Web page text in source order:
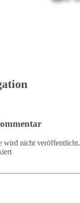
wird nicht veröffentlicht.